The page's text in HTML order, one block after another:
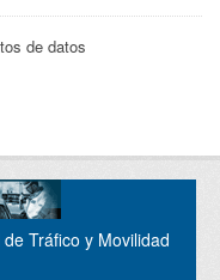
de datos
Tráfico y Movilidad